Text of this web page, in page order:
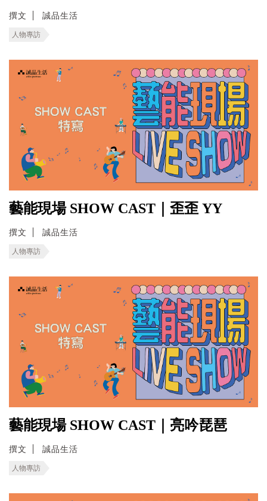
撰文 誠品生活
人物專訪
藝能現場 SHOW CAST｜歪歪 YY
撰文 誠品生活
人物專訪
藝能現場 SHOW CAST｜亮吟琵琶
撰文 誠品生活
人物專訪